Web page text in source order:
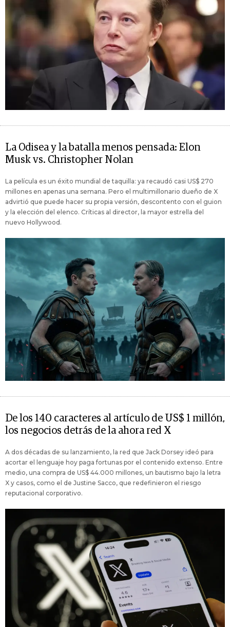
La Odisea y la batalla menos pensada: Elon
Musk vs. Christopher Nolan
La película es un éxito mundial de taquilla: ya recaudó casi US$ 270
millones en apenas una semana. Pero el multimillonario dueño de X
advirtió que puede hacer su propia versión, descontento con el guion
y la elección del elenco. Críticas al director, la mayor estrella del
nuevo Hollywood.
De los 140 caracteres al artículo de US$ 1 millón,
los negocios detrás de la ahora red X
A dos décadas de su lanzamiento, la red que Jack Dorsey ideó para
acortar el lenguaje hoy paga fortunas por el contenido extenso. Entre
medio, una compra de US$ 44.000 millones, un bautismo bajo la letra
X y casos, como el de Justine Sacco, que redefinieron el riesgo
reputacional corporativo.